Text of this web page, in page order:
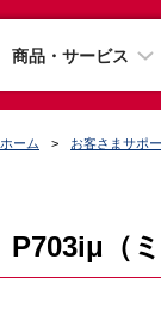
商品・サービス
ホーム お客さまサポ
P703iμ（